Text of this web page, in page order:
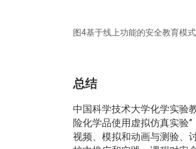
图4基于线上功能的安全教育模式
总结
中国科学技术大学化学实验
险化学品使用虚拟仿真实验
视频、模拟和动画与测验、